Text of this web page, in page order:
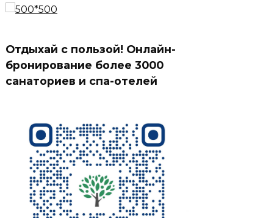
Отдыхай с пользой! Онлайн-
бронирование более 3000
санаториев и спа-отелей